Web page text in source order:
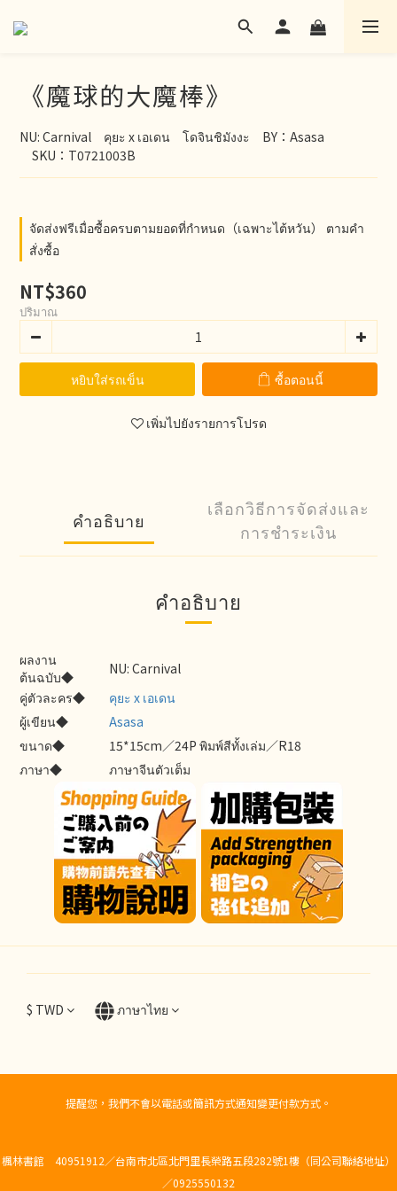
《魔球的大魔棒》
NU: Carnival　คุยะ x เอเดน　โดจินชิมังงะ　BY：Asasa
SKU：T0721003B
จัดส่งฟรีเมื่อซื้อครบตามยอดที่กำหนด（เฉพาะไต้หวัน） ตามคำ
สั่งซื้อ
NT$360
ปริมาณ
หยิบใส่รถเข็น ซื้อตอนนี้
เพิ่มไปยังรายการโปรด
คำอธิบาย
เลือกวิธีการจัดส่งและ
การชำระเงิน
คำอธิบาย
ผลงาน
ต้นฉบับ◆
NU: Carnival
คู่ตัวละคร◆
คุยะ x เอเดน
ผู้เขียน◆
Asasa
ขนาด◆
15*15cm／24P พิมพ์สีทั้งเล่ม／R18
ภาษา◆
ภาษาจีนตัวเต็ม
$ TWD ภาษาไทย
提醒您，我們不會以電話或簡訊方式通知變更付款方式。
楓林書館 40951912／台南市北區北門里長榮路五段282號1樓（同公司聯絡地址）
／0925550132